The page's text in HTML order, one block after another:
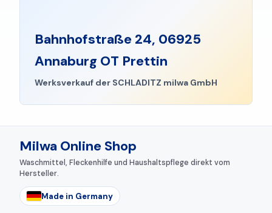
Bahnhofstraße 24, 06925
Annaburg OT Prettin
Werksverkauf der SCHLADITZ milwa GmbH
Milwa Online Shop
Waschmittel, Fleckenhilfe und Haushaltspflege direkt vom
Hersteller.
Made in Germany